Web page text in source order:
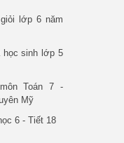
lớp 6 năm
học sinh lớp 5
Toán 7 -
Mỹ
6 - Tiết 18